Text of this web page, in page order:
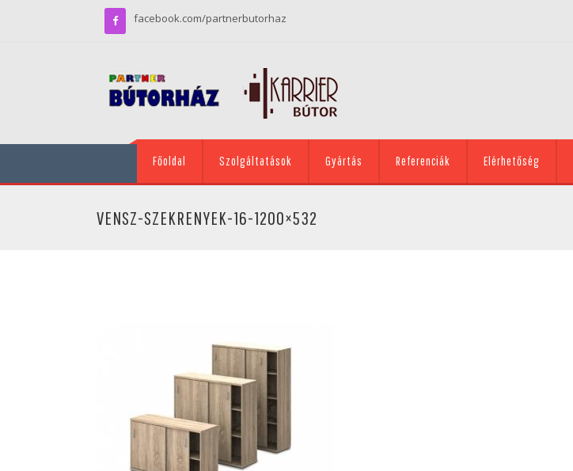
facebook.com/partnerbutorhaz
Főoldal Szolgáltatások Gyártás Referenciák Elérhetőség
VENSZ-SZEKRENYEK-16-1200×532